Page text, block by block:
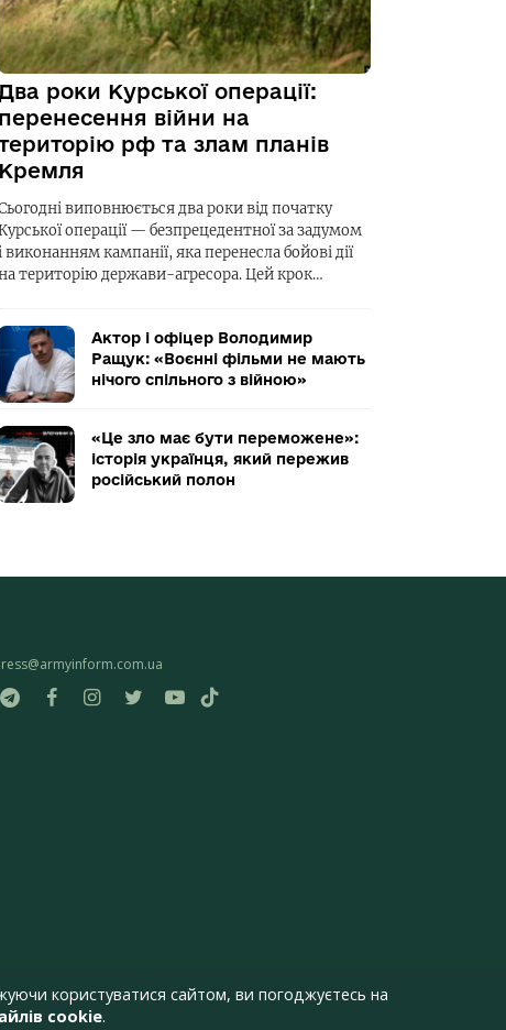
роки Курської операції:
перенесення війни на
рф та злам планів
Кремля
виповнюється два роки від початку
операції — безпрецедентної за задумом
виконанням кампанії, яка перенесла бойові дії
територію держави-агресора. Цей крок…
Актор і офіцер Володимир
Ращук: «Воєнні фільми не мають
нічого спільного з війною»
«Це зло має бути переможене»:
історія українця, який пережив
російський полон
користуватися сайтом, ви погоджуєтесь на
cookie.